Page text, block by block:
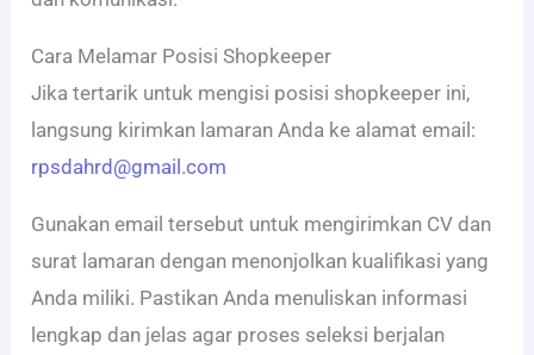
Cara Melamar Posisi Shopkeeper
Jika tertarik untuk mengisi posisi shopkeeper ini,
langsung kirimkan lamaran Anda ke alamat email:
rpsdahrd@gmail.com
Gunakan email tersebut untuk mengirimkan CV dan
surat lamaran dengan menonjolkan kualifikasi yang
Anda miliki. Pastikan Anda menuliskan informasi
lengkap dan jelas agar proses seleksi berjalan